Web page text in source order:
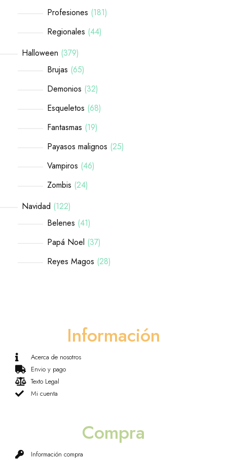
Profesiones 181
Regionales 44
Halloween 379
Brujas 65
Demonios 32
Esqueletos 68
Fantasmas 19
Payasos malignos 25
Vampiros 46
Zombis 24
Navidad 122
Belenes 41
Papá Noel 37
Reyes Magos 28
Información
Acerca de nosotros
Envio y pago
Texto Legal
Mi cuenta
Compra
Información compra